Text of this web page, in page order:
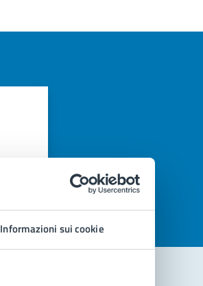
Informazioni sui cookie